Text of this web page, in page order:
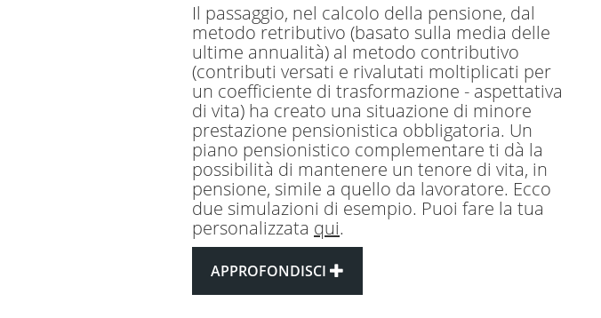
Il passaggio, nel calcolo della pensione, dal
metodo retributivo (basato sulla media delle
ultime annualità) al metodo contributivo
(contributi versati e rivalutati moltiplicati per
un coefficiente di trasformazione - aspettativa
di vita) ha creato una situazione di minore
prestazione pensionistica obbligatoria. Un
piano pensionistico complementare ti dà la
possibilità di mantenere un tenore di vita, in
pensione, simile a quello da lavoratore. Ecco
due simulazioni di esempio. Puoi fare la tua
personalizzata qui.
APPROFONDISCI